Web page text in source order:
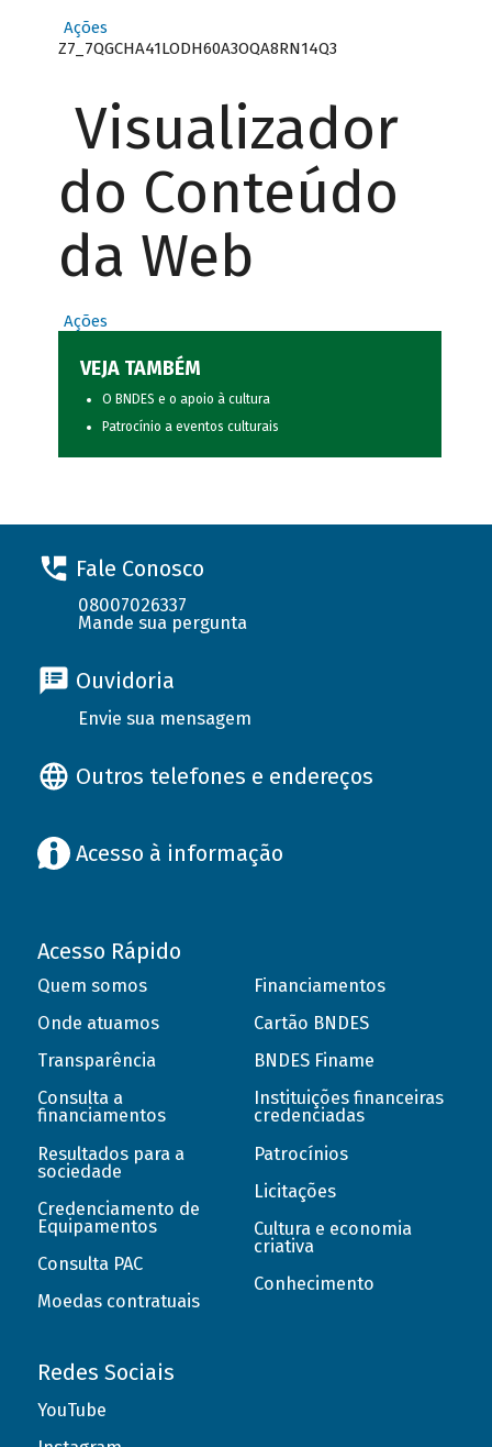
Ações
Z7_7QGCHA41LODH60A3OQA8RN14Q3
Visualizador
do Conteúdo
da Web
Ações
VEJA TAMBÉM
O BNDES e o apoio à cultura
Patrocínio a eventos culturais
Fale Conosco
08007026337
Mande sua pergunta
Ouvidoria
Envie sua mensagem
Outros telefones e endereços
Acesso à informação
Acesso Rápido
Quem somos
Onde atuamos
Transparência
Consulta a
financiamentos
Resultados para a
sociedade
Credenciamento de
Equipamentos
Consulta PAC
Moedas contratuais
Financiamentos
Cartão BNDES
BNDES Finame
Instituições financeiras
credenciadas
Patrocínios
Licitações
Cultura e economia
criativa
Conhecimento
Redes Sociais
YouTube